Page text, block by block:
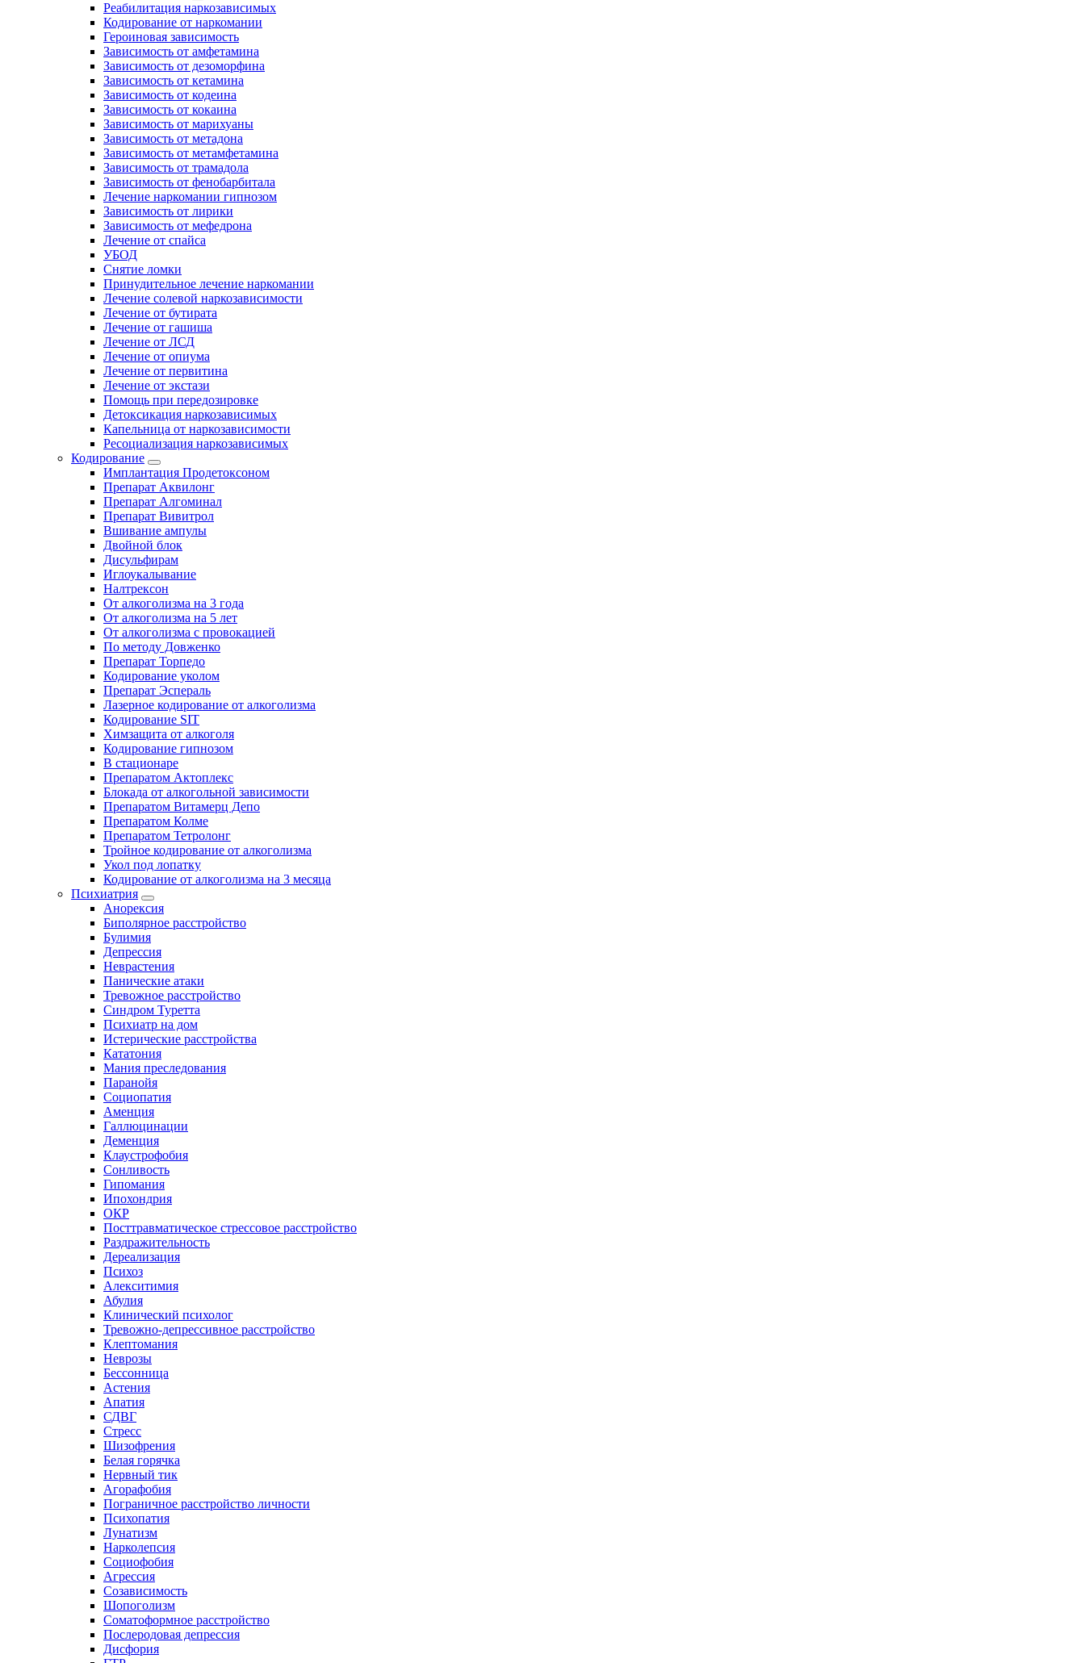
Реабилитация наркозависимых
Кодирование от наркомании
Героиновая зависимость
Зависимость от амфетамина
Зависимость от дезоморфина
Зависимость от кетамина
Зависимость от кодеина
Зависимость от кокаина
Зависимость от марихуаны
Зависимость от метадона
Зависимость от метамфетамина
Зависимость от трамадола
Зависимость от фенобарбитала
Лечение наркомании гипнозом
Зависимость от лирики
Зависимость от мефедрона
Лечение от спайса
УБОД
Снятие ломки
Принудительное лечение наркомании
Лечение солевой наркозависимости
Лечение от бутирата
Лечение от гашиша
Лечение от ЛСД
Лечение от опиума
Лечение от первитина
Лечение от экстази
Помощь при передозировке
Детоксикация наркозависимых
Капельница от наркозависимости
Ресоциализация наркозависимых
Кодирование
Имплантация Продетоксоном
Препарат Аквилонг
Препарат Алгоминал
Препарат Вивитрол
Вшивание ампулы
Двойной блок
Дисульфирам
Иглоукалывание
Налтрексон
От алкоголизма на 3 года
От алкоголизма на 5 лет
От алкоголизма с провокацией
По методу Довженко
Препарат Торпедо
Кодирование уколом
Препарат Эспераль
Лазерное кодирование от алкоголизма
Кодирование SIT
Химзащита от алкоголя
Кодирование гипнозом
В стационаре
Препаратом Актоплекс
Блокада от алкогольной зависимости
Препаратом Витамерц Депо
Препаратом Колме
Препаратом Тетролонг
Тройное кодирование от алкоголизма
Укол под лопатку
Кодирование от алкоголизма на 3 месяца
Психиатрия
Анорексия
Биполярное расстройство
Булимия
Депрессия
Неврастения
Панические атаки
Тревожное расстройство
Синдром Туретта
Психиатр на дом
Истерические расстройства
Кататония
Мания преследования
Паранойя
Социопатия
Аменция
Галлюцинации
Деменция
Клаустрофобия
Сонливость
Гипомания
Ипохондрия
ОКР
Посттравматическое стрессовое расстройство
Раздражительность
Дереализация
Психоз
Алекситимия
Абулия
Клинический психолог
Тревожно-депрессивное расстройство
Клептомания
Неврозы
Бессонница
Астения
Апатия
СДВГ
Стресс
Шизофрения
Белая горячка
Нервный тик
Агорафобия
Пограничное расстройство личности
Психопатия
Лунатизм
Нарколепсия
Социофобия
Агрессия
Созависимость
Шопоголизм
Соматоформное расстройство
Послеродовая депрессия
Дисфория